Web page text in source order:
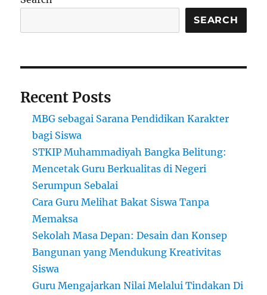
Serius
Generasi
SEARCH
Recent Posts
MBG sebagai Sarana Pendidikan Karakter
bagi Siswa
STKIP Muhammadiyah Bangka Belitung:
Mencetak Guru Berkualitas di Negeri
Serumpun Sebalai
Cara Guru Melihat Bakat Siswa Tanpa
Memaksa
Sekolah Masa Depan: Desain dan Konsep
Bangunan yang Mendukung Kreativitas
Siswa
Guru Mengajarkan Nilai Melalui Tindakan Di